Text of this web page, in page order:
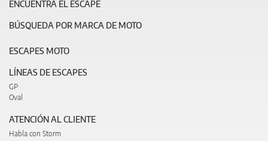
ENCUENTRA EL ESCAPE
BÚSQUEDA POR MARCA DE MOTO
ESCAPES MOTO
LÍNEAS DE ESCAPES
GP
Oval
ATENCIÓN AL CLIENTE
Habla con Storm